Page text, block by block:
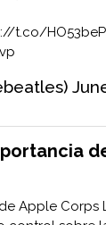
t.co/
Apple Corps